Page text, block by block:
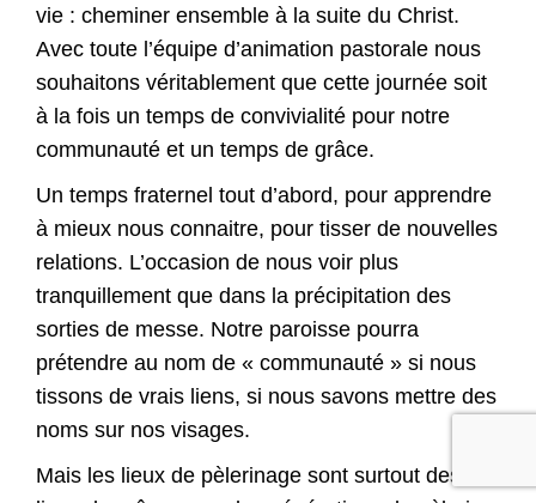
vie : cheminer ensemble à la suite du Christ.
Avec toute l’équipe d’animation pastorale nous
souhaitons véritablement que cette journée soit
à la fois un temps de convivialité pour notre
communauté et un temps de grâce.
Un temps fraternel tout d’abord, pour apprendre
à mieux nous connaitre, pour tisser de nouvelles
relations. L’occasion de nous voir plus
tranquillement que dans la précipitation des
sorties de messe. Notre paroisse pourra
prétendre au nom de « communauté » si nous
tissons de vrais liens, si nous savons mettre des
noms sur nos visages.
Mais les lieux de pèlerinage sont surtout des